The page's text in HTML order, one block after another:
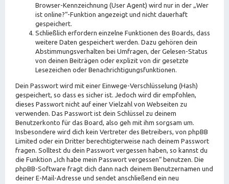
Browser-Kennzeichnung (User Agent) wird nur in der „Wer
ist online?“-Funktion angezeigt und nicht dauerhaft
gespeichert.
Schließlich erfordern einzelne Funktionen des Boards, dass
weitere Daten gespeichert werden. Dazu gehören dein
Abstimmungsverhalten bei Umfragen, der Gelesen-Status
von deinen Beiträgen oder explizit von dir gesetzte
Lesezeichen oder Benachrichtigungsfunktionen.
Dein Passwort wird mit einer Einwege-Verschlüsselung (Hash)
gespeichert, so dass es sicher ist. Jedoch wird dir empfohlen,
dieses Passwort nicht auf einer Vielzahl von Webseiten zu
verwenden. Das Passwort ist dein Schlüssel zu deinem
Benutzerkonto für das Board, also geh mit ihm sorgsam um.
Insbesondere wird dich kein Vertreter des Betreibers, von phpBB
Limited oder ein Dritter berechtigterweise nach deinem Passwort
fragen. Solltest du dein Passwort vergessen haben, so kannst du
die Funktion „Ich habe mein Passwort vergessen“ benutzen. Die
phpBB-Software fragt dich dann nach deinem Benutzernamen und
deiner E-Mail-Adresse und sendet anschließend ein neu